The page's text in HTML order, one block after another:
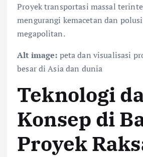
Proyek transportasi massal
mengurangi kemacetan dan
megapolitan.
Alt image: peta dan visualisasi
besar di Asia dan dunia
Teknologi
Konsep di
Proyek